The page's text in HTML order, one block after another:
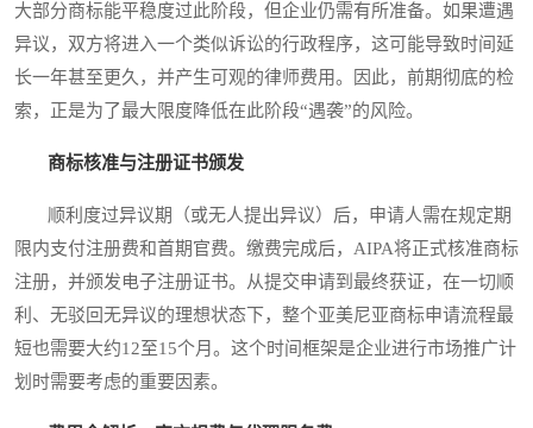
大部分商标能平稳度过此阶段，但企业仍需有所准备。如果遭遇
异议，双方将进入一个类似诉讼的行政程序，这可能导致时间延
长一年甚至更久，并产生可观的律师费用。因此，前期彻底的检
索，正是为了最大限度降低在此阶段“遇袭”的风险。
商标核准与注册证书颁发
顺利度过异议期（或无人提出异议）后，申请人需在规定期
限内支付注册费和首期官费。缴费完成后，AIPA将正式核准商标
注册，并颁发电子注册证书。从提交申请到最终获证，在一切顺
利、无驳回无异议的理想状态下，整个亚美尼亚商标申请流程最
短也需要大约12至15个月。这个时间框架是企业进行市场推广计
划时需要考虑的重要因素。